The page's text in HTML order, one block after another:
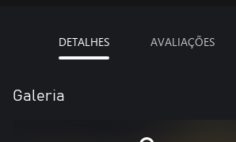
DETALHES AVALIAÇÕES
Galeria